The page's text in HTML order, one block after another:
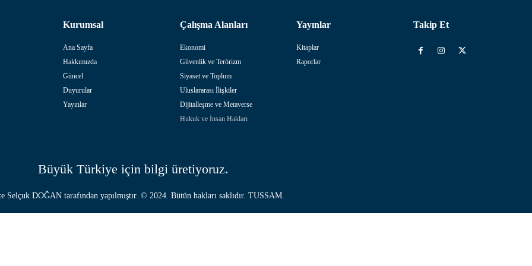
Kurumsal
Ana Sayfa
Hakkımızda
Güncel
Duyurular
Yayınlar
Çalışma Alanları
Ekonomi
Güvenlik ve Terörizm
Siyaset ve Toplum
Uluslararası İlişkiler
Dijitalleşme ve Metaverse
Hukuk ve İnsan Hakları
Yayınlar
Kitaplar
Raporlar
Takip Et
Büyük Türkiye için bilgi üretiyoruz.
Selçuk DOĞAN tarafından yapılmıştır. © 2024. Bütün hakları saklıdır. TUSSAM.